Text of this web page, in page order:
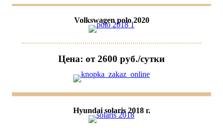
Volkswagen polo 2020
Цена: от 2600 руб./сутки
Hyundai solaris 2018 г.